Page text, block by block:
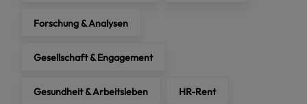
Forschung & Analysen
Gesellschaft & Engagement
Gesundheit & Arbeitsleben HR-Rent